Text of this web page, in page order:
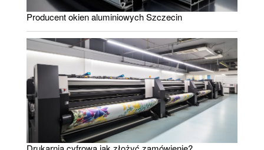
Producent okien aluminiowych Szczecin